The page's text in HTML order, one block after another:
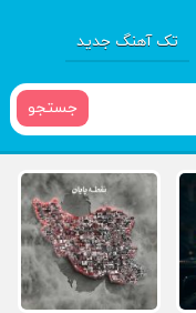
تک آهنگ جدید
جستجو